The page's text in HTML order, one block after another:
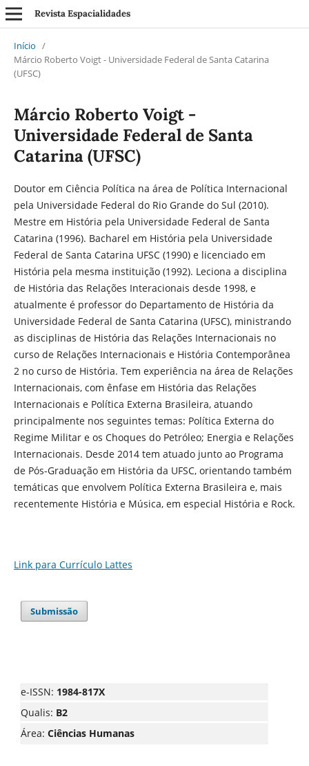
Revista Espacialidades
Início /
Márcio Roberto Voigt - Universidade Federal de Santa Catarina
(UFSC)
Márcio Roberto Voigt -
Universidade Federal de Santa
Catarina (UFSC)
Doutor em Ciência Política na área de Política Internacional
pela Universidade Federal do Rio Grande do Sul (2010).
Mestre em História pela Universidade Federal de Santa
Catarina (1996). Bacharel em História pela Universidade
Federal de Santa Catarina UFSC (1990) e licenciado em
História pela mesma instituição (1992). Leciona a disciplina
de História das Relações Interacionais desde 1998, e
atualmente é professor do Departamento de História da
Universidade Federal de Santa Catarina (UFSC), ministrando
as disciplinas de História das Relações Internacionais no
curso de Relações Internacionais e História Contemporânea
2 no curso de História. Tem experiência na área de Relações
Internacionais, com ênfase em História das Relações
Internacionais e Política Externa Brasileira, atuando
principalmente nos seguintes temas: Política Externa do
Regime Militar e os Choques do Petróleo; Energia e Relações
Internacionais. Desde 2014 tem atuado junto ao Programa
de Pós-Graduação em História da UFSC, orientando também
temáticas que envolvem Política Externa Brasileira e, mais
recentemente História e Música, em especial História e Rock.
Link para Currículo Lattes
Submissão
e-ISSN: 1984-817X
Qualis: B2
Área: Ciências Humanas